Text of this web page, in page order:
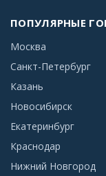
ПОПУЛЯРНЫЕ
Москва
Санкт-Петербург
Казань
Новосибирск
Екатеринбург
Краснодар
Нижний Новгород